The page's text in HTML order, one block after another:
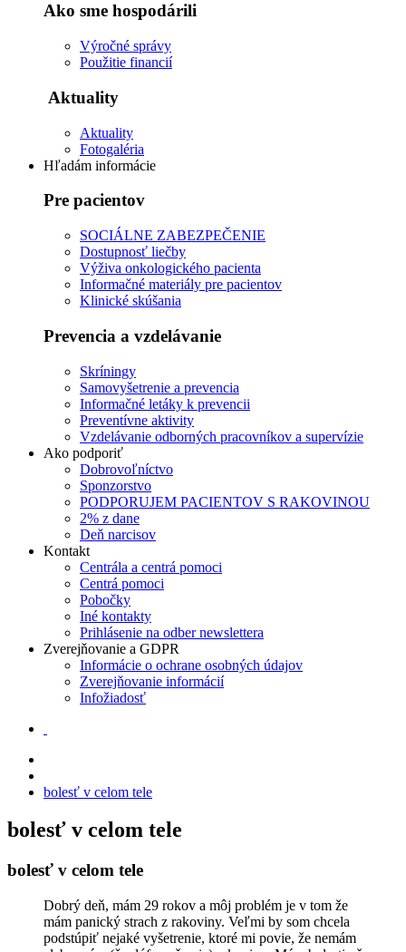
Ako sme hospodárili
Výročné správy
Použitie financií
Aktuality
Aktuality
Fotogaléria
Hľadám informácie
Pre pacientov
SOCIÁLNE ZABEZPEČENIE
Dostupnosť liečby
Výživa onkologického pacienta
Informačné materiály pre pacientov
Klinické skúšania
Prevencia a vzdelávanie
Skríningy
Samovyšetrenie a prevencia
Informačné letáky k prevencii
Preventívne aktivity
Vzdelávanie odborných pracovníkov a supervízie
Ako podporiť
Dobrovoľníctvo
Sponzorstvo
PODPORUJEM PACIENTOV S RAKOVINOU
2% z dane
Deň narcisov
Kontakt
Centrála a centrá pomoci
Centrá pomoci
Pobočky
Iné kontakty
Prihlásenie na odber newslettera
Zverejňovanie a GDPR
Informácie o ochrane osobných údajov
Zverejňovanie informácií
Infožiadosť
bolesť v celom tele
bolesť v celom tele
bolesť v celom tele
Dobrý deň, mám 29 rokov a môj problém je v tom že
mám panický strach z rakoviny. Veľmi by som chcela
podstúpiť nejaké vyšetrenie, ktoré mi povie, že nemám